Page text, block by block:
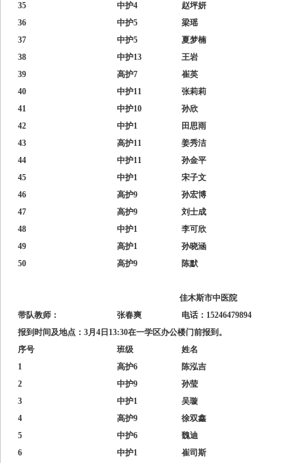
35
中护4
赵坪妍
36
中护5
梁瑶
37
中护5
夏梦楠
38
中护13
王岩
39
高护7
崔英
40
中护11
张莉莉
41
中护10
孙欣
42
中护1
田思雨
43
高护11
姜秀洁
44
中护11
孙金平
45
中护1
宋子文
46
高护9
孙宏博
47
高护9
刘士成
48
中护1
李可欣
49
高护1
孙晓涵
50
高护9 陈默
佳木斯市中医院
带队教师：
张春爽
电话：15246479894
报到时间及地点：3月4日13:30在一学区办公楼门前报到。
序号
班级
姓名
1
高护6
陈泓吉
2
中护9
孙莹
3
中护1
吴璇
4
高护9
徐双鑫
5
中护6
魏迪
6
中护1
崔司斯